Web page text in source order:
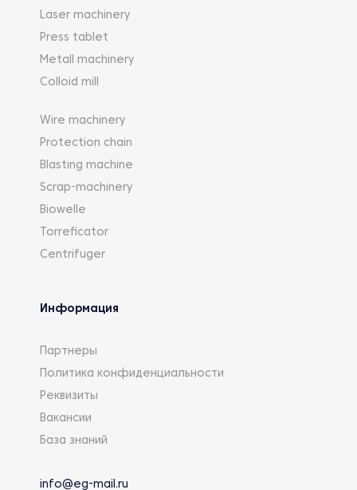
Laser machinery
Press tablet
Metall machinery
Colloid mill
Wire machinery
Protection chain
Blasting machine
Scrap-machinery
Biowelle
Torreficator
Centrifuger
Информация
Партнеры
Политика конфиденциальности
Реквизиты
Вакансии
База знаний
info@eg-mail.ru